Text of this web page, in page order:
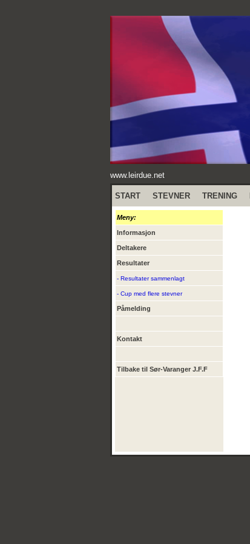
www.leirdue.net
START STEVNER TRENING
Meny:
Informasjon
Deltakere
Resultater
- Resultater sammenlagt
- Cup med flere stevner
Påmelding
Kontakt
Tilbake til Sør-Varanger J.F.F